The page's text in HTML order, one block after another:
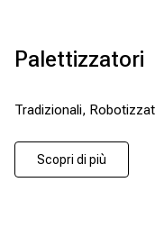
Palettizzatori
Tradizionali,
Scopri di più